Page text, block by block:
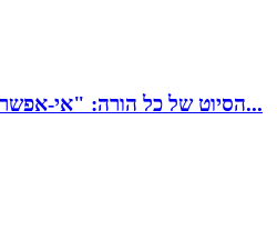
הסיוט של כל הורה: "אי-אפשר לתפוס את זה. זה ילד. ילד...